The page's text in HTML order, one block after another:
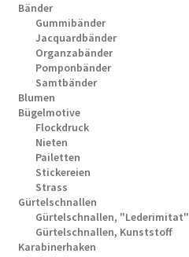
Bänder
Gummibänder
Jacquardbänder
Organzabänder
Pomponbänder
Samtbänder
Blumen
Bügelmotive
Flockdruck
Nieten
Pailetten
Stickereien
Strass
Gürtelschnallen
Gürtelschnallen, "Lederimitat"
Gürtelschnallen, Kunststoff
Karabinerhaken